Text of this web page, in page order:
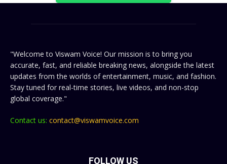
"Welcome to Viswam Voice! Our mission is to bring you
accurate, fast, and reliable breaking news, alongside the latest
updates from the worlds of entertainment, music, and fashion.
Stay tuned for real-time stories, live videos, and non-stop
global coverage."
Contact us: contact@viswamvoice.com
FOLLOW US